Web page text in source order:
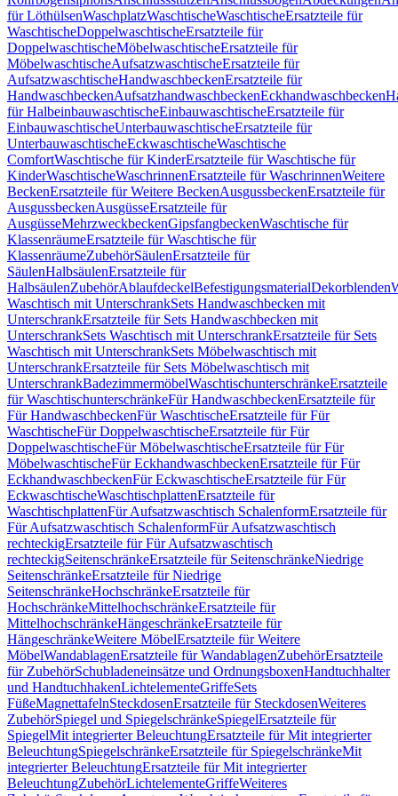
für LöthülsenWaschplatzWaschtischeWaschtischeErsatzteile für
WaschtischeDoppelwaschtischeErsatzteile für
DoppelwaschtischeMöbelwaschtischeErsatzteile für
MöbelwaschtischeAufsatzwaschtischeErsatzteile für
AufsatzwaschtischeHandwaschbeckenErsatzteile für
HandwaschbeckenAufsatzhandwaschbeckenEckhandwaschbecken
für HalbeinbauwaschtischeEinbauwaschtischeErsatzteile für
EinbauwaschtischeUnterbauwaschtischeErsatzteile für
UnterbauwaschtischeEckwaschtischeWaschtische
ComfortWaschtische für KinderErsatzteile für Waschtische für
KinderWaschtischeWaschrinnenErsatzteile für WaschrinnenWeitere
BeckenErsatzteile für Weitere BeckenAusgussbeckenErsatzteile für
AusgussbeckenAusgüsseErsatzteile für
AusgüsseMehrzweckbeckenGipsfangbeckenWaschtische für
KlassenräumeErsatzteile für Waschtische für
KlassenräumeZubehörSäulenErsatzteile für
SäulenHalbsäulenErsatzteile für
HalbsäulenZubehörAblaufdeckelBefestigungsmaterialDekorblenden
Waschtisch mit UnterschrankSets Handwaschbecken mit
UnterschrankErsatzteile für Sets Handwaschbecken mit
UnterschrankSets Waschtisch mit UnterschrankErsatzteile für Sets
Waschtisch mit UnterschrankSets Möbelwaschtisch mit
UnterschrankErsatzteile für Sets Möbelwaschtisch mit
UnterschrankBadezimmermöbelWaschtischunterschränkeErsatzteile
für WaschtischunterschränkeFür HandwaschbeckenErsatzteile für
Für HandwaschbeckenFür WaschtischeErsatzteile für Für
WaschtischeFür DoppelwaschtischeErsatzteile für Für
DoppelwaschtischeFür MöbelwaschtischeErsatzteile für Für
MöbelwaschtischeFür EckhandwaschbeckenErsatzteile für Für
EckhandwaschbeckenFür EckwaschtischeErsatzteile für Für
EckwaschtischeWaschtischplattenErsatzteile für
WaschtischplattenFür Aufsatzwaschtisch SchalenformErsatzteile für
Für Aufsatzwaschtisch SchalenformFür Aufsatzwaschtisch
rechteckigErsatzteile für Für Aufsatzwaschtisch
rechteckigSeitenschränkeErsatzteile für SeitenschränkeNiedrige
SeitenschränkeErsatzteile für Niedrige
SeitenschränkeHochschränkeErsatzteile für
HochschränkeMittelhochschränkeErsatzteile für
MittelhochschränkeHängeschränkeErsatzteile für
HängeschränkeWeitere MöbelErsatzteile für Weitere
MöbelWandablagenErsatzteile für WandablagenZubehörErsatzteile
für ZubehörSchubladeneinsätze und OrdnungsboxenHandtuchhalter
und HandtuchhakenLichtelementeGriffeSets
FüßeMagnettafelnSteckdosenErsatzteile für SteckdosenWeiteres
ZubehörSpiegel und SpiegelschränkeSpiegelErsatzteile für
SpiegelMit integrierter BeleuchtungErsatzteile für Mit integrierter
BeleuchtungSpiegelschränkeErsatzteile für SpiegelschränkeMit
integrierter BeleuchtungErsatzteile für Mit integrierter
BeleuchtungZubehörLichtelementeGriffeWeiteres